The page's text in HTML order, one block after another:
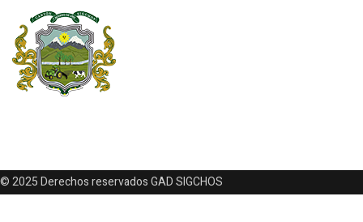
© 2025 Derechos reservados GAD SIGCHOS